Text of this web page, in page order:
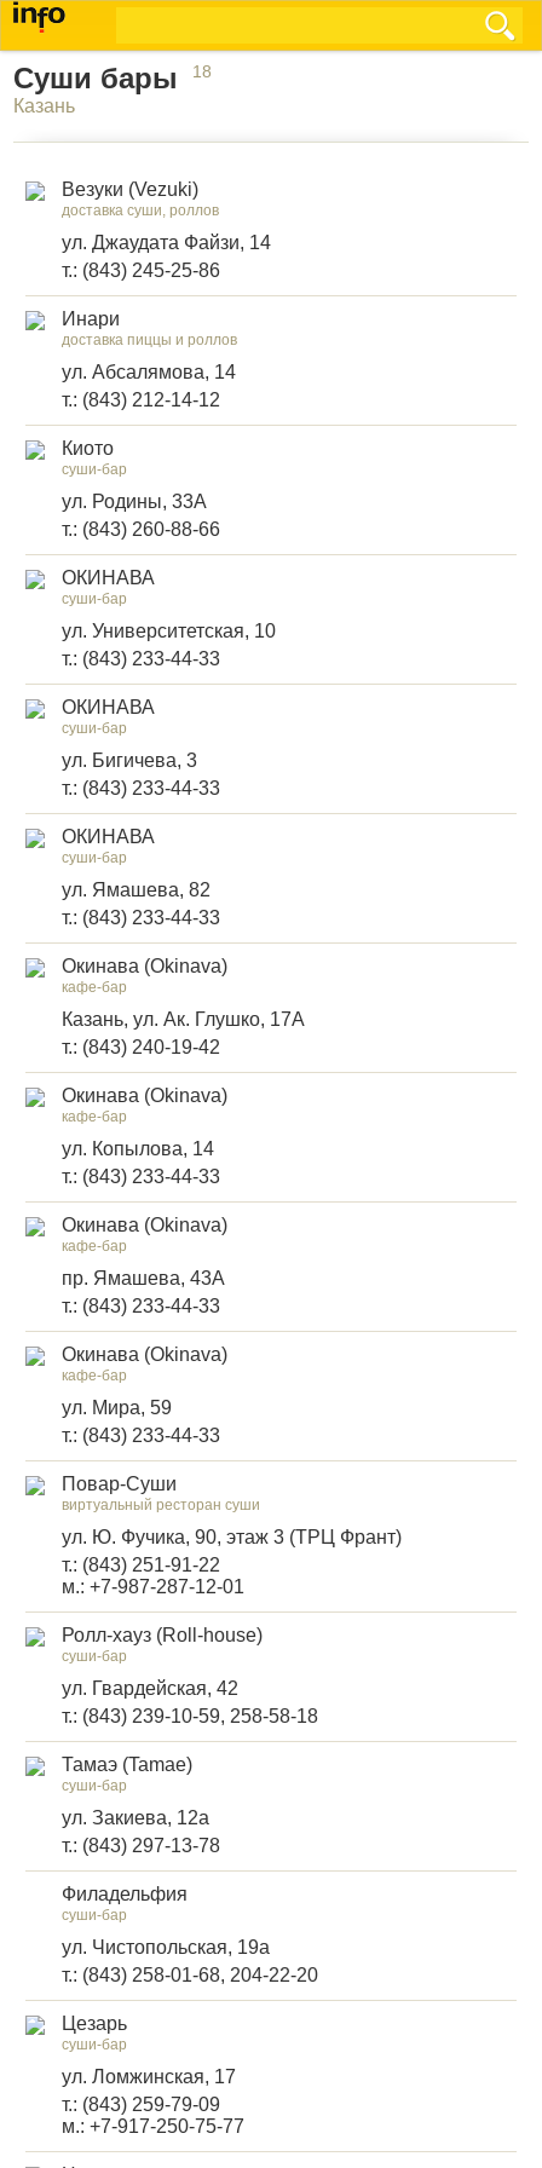
Суши бары 18
Казань
Везуки (Vezuki)
доставка суши, роллов
ул. Джаудата Файзи, 14
т.: (843) 245-25-86
Инари
доставка пиццы и роллов
ул. Абсалямова, 14
т.: (843) 212-14-12
Киото
суши-бар
ул. Родины, 33А
т.: (843) 260-88-66
ОКИНАВА
суши-бар
ул. Университетская, 10
т.: (843) 233-44-33
ОКИНАВА
суши-бар
ул. Бигичева, 3
т.: (843) 233-44-33
ОКИНАВА
суши-бар
ул. Ямашева, 82
т.: (843) 233-44-33
Окинава (Okinava)
кафе-бар
Казань, ул. Ак. Глушко, 17А
т.: (843) 240-19-42
Окинава (Okinava)
кафе-бар
ул. Копылова, 14
т.: (843) 233-44-33
Окинава (Okinava)
кафе-бар
пр. Ямашева, 43А
т.: (843) 233-44-33
Окинава (Okinava)
кафе-бар
ул. Мира, 59
т.: (843) 233-44-33
Повар-Суши
виртуальный ресторан суши
ул. Ю. Фучика, 90, этаж 3 (ТРЦ Франт)
т.: (843) 251-91-22
м.: +7-987-287-12-01
Ролл-хауз (Roll-house)
суши-бар
ул. Гвардейская, 42
т.: (843) 239-10-59, 258-58-18
Тамаэ (Tamae)
суши-бар
ул. Закиева, 12а
т.: (843) 297-13-78
Филадельфия
суши-бар
ул. Чистопольская, 19а
т.: (843) 258-01-68, 204-22-20
Цезарь
суши-бар
ул. Ломжинская, 17
т.: (843) 259-79-09
м.: +7-917-250-75-77